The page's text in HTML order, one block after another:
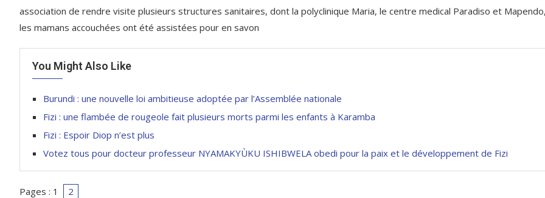
association de rendre visite plusieurs structures sanitaires, dont la polyclinique Maria, le centre medical Paradiso et
les mamans accouchées ont été assistées pour en savon
You Might Also Like
Burundi : une nouvelle loi ambitieuse adoptée par l’Assemblée nationale
Fizi : une flambée de rougeole fait plusieurs morts parmi les enfants à Karamba
Fizi : Espoir Diop n’est plus
Votez tous pour docteur professeur NYAMAKYÙKU ISHIBWELA obedi pour la paix et le développement de Fizi
Pages : 1 2